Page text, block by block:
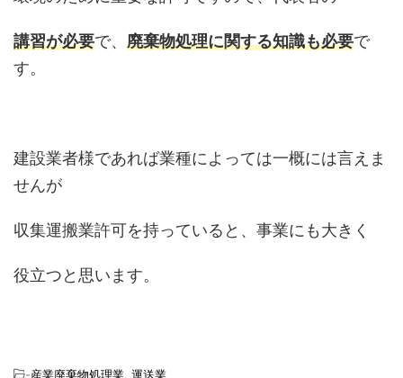
講習が必要で、 廃棄物処理に関する知識も必要で
す。
建設業者様であれば業種によっては一概には言えま
せんが
収集運搬業許可を持っていると、事業にも大きく
役立つと思います。
-産業廃棄物処理業 運送業